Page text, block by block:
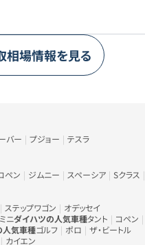
相場情報を見る
バー プジョー
テスラ
ペン ジムニー スペーシア Sクラス
ステップワゴン
オデッセイ
ニダイハツの人気車種タント コペン
人気車種ゴルフ ポロ
ザ・ビートル
カイエン